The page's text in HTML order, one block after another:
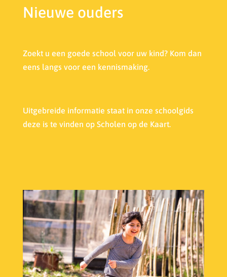
Nieuwe ouders
Zoekt u een goede school voor uw kind? Kom dan
eens langs voor een kennismaking.
Uitgebreide informatie staat in onze schoolgids
deze is te vinden op Scholen op de Kaart.